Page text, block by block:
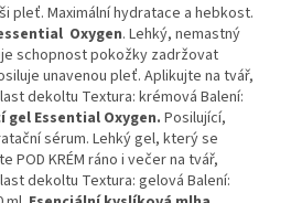
pleť. Maximální hydratace a hebkost.
Oxygen. Lehký, nemastný
schopnost pokožky zadržovat
unavenou pleť. Aplikujte na tvář,
dekoltu Textura: krémová Balení:
gel Essential Oxygen. Posilující,
sérum. Lehký gel, který se
POD KRÉM ráno i večer na tvář,
dekoltu Textura: gelová Balení: